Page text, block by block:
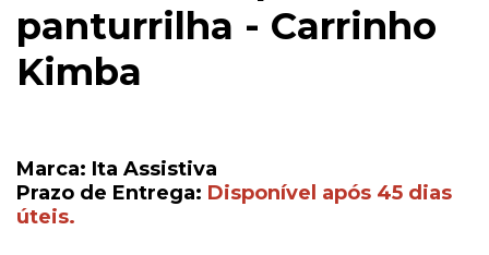
panturrilha - Carrinho
Kimba
Marca: Ita Assistiva
Prazo de Entrega: Disponível após 45 dias
úteis.